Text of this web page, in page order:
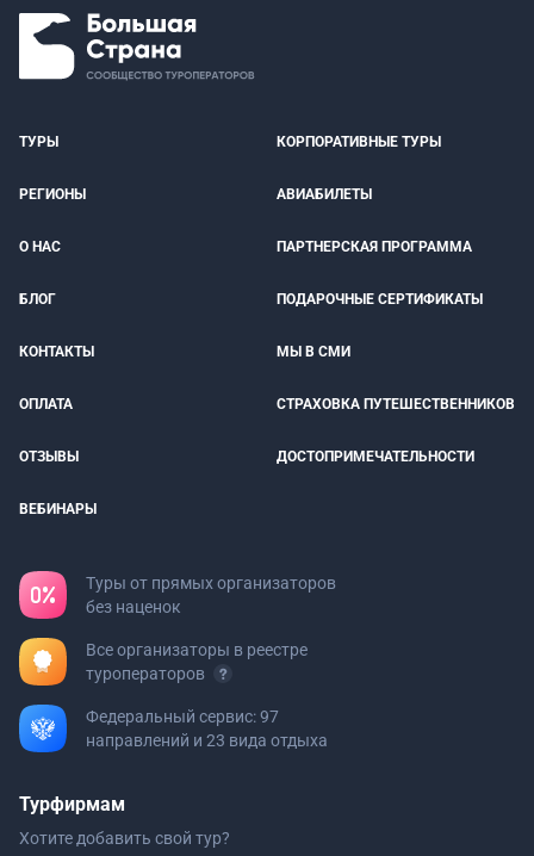
ТУРЫ КОРПОРАТИВНЫЕ ТУРЫ
РЕГИОНЫ АВИАБИЛЕТЫ
О НАС ПАРТНЕРСКАЯ ПРОГРАММА
БЛОГ ПОДАРОЧНЫЕ СЕРТИФИКАТЫ
КОНТАКТЫ МЫ В СМИ
ОПЛАТА СТРАХОВКА ПУТЕШЕСТВЕННИКОВ
ОТЗЫВЫ ДОСТОПРИМЕЧАТЕЛЬНОСТИ
ВЕБИНАРЫ
Туры от прямых организаторов
без наценок
Все организаторы в реестре
туроператоров
Федеральный сервис: 97
направлений и 23 вида отдыха
Турфирмам
Хотите добавить свой тур?